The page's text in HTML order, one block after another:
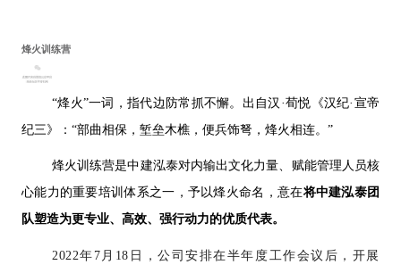
烽火训练营
“烽火”一词，指代边防常抓不懈。出自汉·荀悦《汉纪·宣帝
纪三》：“部曲相保，堑垒木樵，便兵饰弩，烽火相连。”
烽火训练营是中建泓泰对内输出文化力量、赋能管理人员核
心能力的重要培训体系之一，予以烽火命名，意在将中建泓泰团
队塑造为更专业、高效、强行动力的优质代表。
2022年7月18日，公司安排在半年度工作会议后，开展